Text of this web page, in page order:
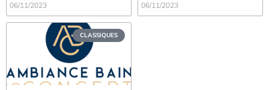
06/11/2023 06/11/2023
CLASSIQUES